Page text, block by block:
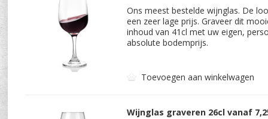
Ons meest bestelde wijnglas. De
een zeer lage prijs. Graveer dit
inhoud van 41cl met uw eigen,
absolute bodemprijs.
Toevoegen aan winkelwagen
Wijnglas graveren 26cl vanaf